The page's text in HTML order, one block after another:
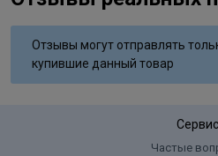
Состав
Water, sodium chloride, Titanium
tetrasodium edta, BHT, Houttuynia
Bran Oil, terasodium elidronate
Отзывы могут отправлять
купившие данный товар
Сервис
Частые